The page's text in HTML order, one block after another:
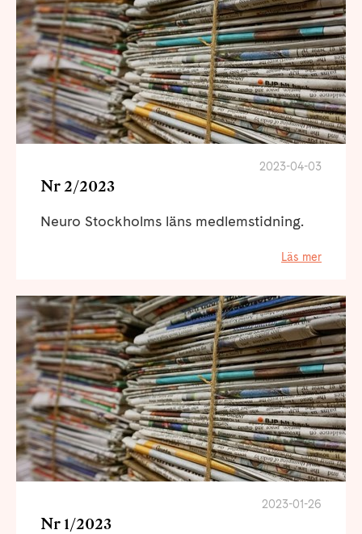
2023-04-03
Nr 2/2023
Neuro Stockholms läns medlemstidning.
Läs mer
2023-01-26
Nr 1/2023